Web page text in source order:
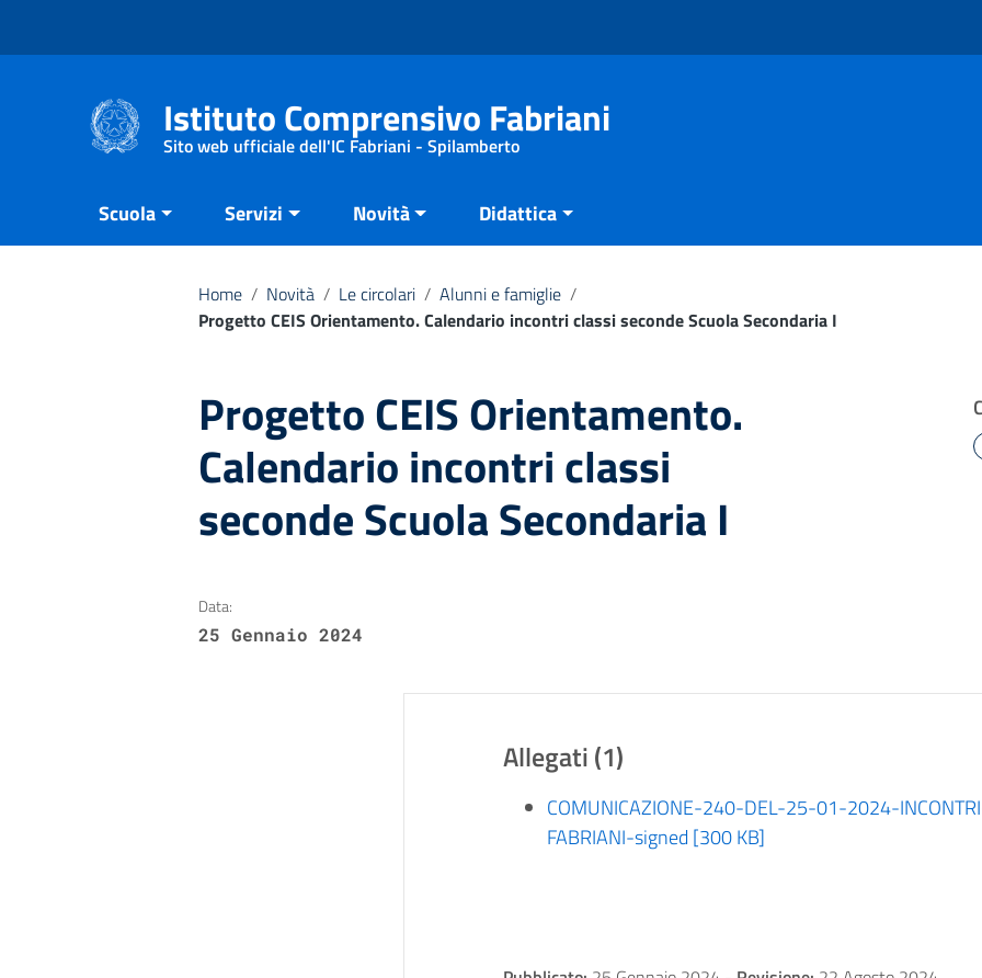
Istituto Comprensivo Fabriani
Sito web ufficiale dell'IC Fabriani - Spilamberto
Scuola Servizi Novità Didattica
Home / Novità / Le circolari / Alunni e famiglie /
Progetto CEIS Orientamento. Calendario incontri classi seconde Scuola Secondaria I
Progetto CEIS Orientamento.
Calendario incontri classi
seconde Scuola Secondaria I
Data:
25 Gennaio 2024
Allegati (1)
COMUNICAZIONE-240-DEL-25-01-2024-
FABRIANI-signed [300 KB]